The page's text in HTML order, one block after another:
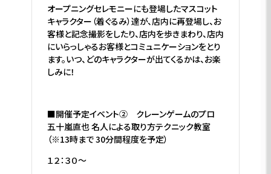
オープニングセレモニーにも登場したマスコット
キャラクター（着ぐるみ）達が、店内に再登場し、お
客様と記念撮影をしたり、店内を歩きまわり、店内
にいらっしゃるお客様とコミュニケーションをとり
ます。いつ、どのキャラクターが出てくるかは、お楽
しみに！
■開催予定イベント② クレーンゲームのプロ
五十嵐直也 名人による取り方テクニック教室
（※13時まで 30分間程度を予定）
１２：３０～